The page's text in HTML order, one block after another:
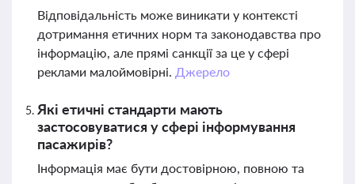
Відповідальність може виникати у контексті
дотримання етичних норм та законодавства про
інформацію, але прямі санкції за це у сфері
реклами малоймовірні. Джерело
Які етичні стандарти мають
застосовуватися у сфері інформування
пасажирів?
Інформація має бути достовірною, повною та